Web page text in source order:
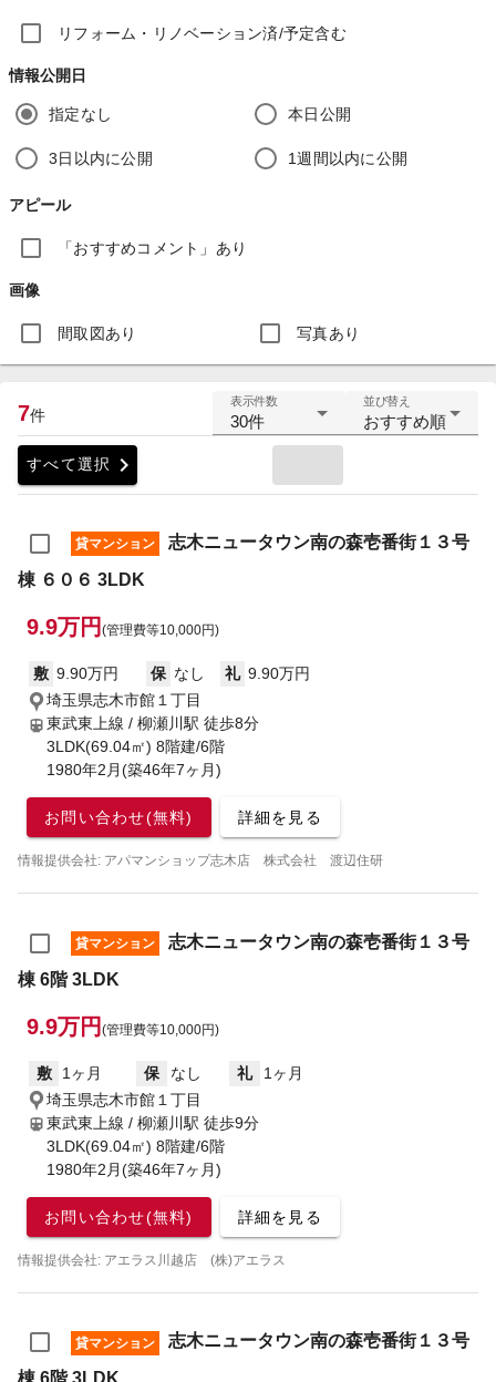
リフォーム・リノベーション済/予定含む
情報公開日
指定なし 本日公開
3日以内に公開 1週間以内に公開
アピール
「おすすめコメント」あり
画像
間取図あり 写真あり
7件
表示件数
30件
並び替え
おすすめ順
すべて選択 chevron_right
貸マンション
志木ニュータウン南の森壱番街１３号
棟 ６０６ 3LDK
9.9万円 (管理費等10,000円)
敷 9.90万円 保 なし 礼 9.90万円
埼玉県志木市館１丁目
東武東上線 / 柳瀬川駅 徒歩8分
3LDK(69.04㎡) 8階建/6階
1980年2月(築46年7ヶ月)
お問い合わせ(無料) 詳細を見る
情報提供会社: アパマンショップ志木店 株式会社 渡辺住研
貸マンション
志木ニュータウン南の森壱番街１３号
棟 6階 3LDK
9.9万円 (管理費等10,000円)
敷 1ヶ月 保 なし 礼
1ヶ月
埼玉県志木市館１丁目
東武東上線 / 柳瀬川駅 徒歩9分
3LDK(69.04㎡) 8階建/6階
1980年2月(築46年7ヶ月)
お問い合わせ(無料) 詳細を見る
情報提供会社: アエラス川越店 (株)アエラス
貸マンション
志木ニュータウン南の森壱番街１３号
棟 6階 3LDK